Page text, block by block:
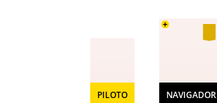
PILOTO NAVIGADOR
+